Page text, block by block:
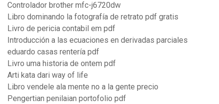
Controlador brother mfc-j6720dw
Libro dominando la fotografía de retrato pdf gratis
Livro de pericia contabil em pdf
Introducción a las ecuaciones en derivadas parciales
eduardo casas rentería pdf
Livro uma historia de ontem pdf
Arti kata dari way of life
Libro vendele ala mente no a la gente precio
Pengertian penilaian portofolio pdf